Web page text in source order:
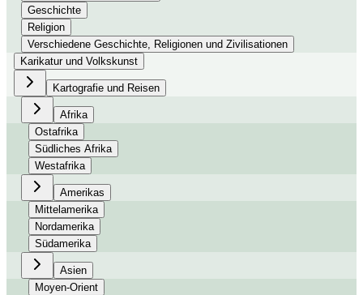
Geschichte
Religion
Verschiedene Geschichte, Religionen und Zivilisationen
Karikatur und Volkskunst
Kartografie und Reisen
Afrika
Ostafrika
Südliches Afrika
Westafrika
Amerikas
Mittelamerika
Nordamerika
Südamerika
Asien
Moyen-Orient